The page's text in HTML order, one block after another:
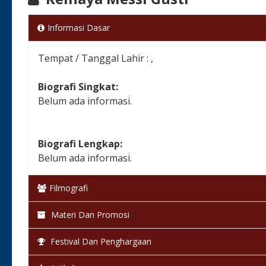
Informasi Dasar
Tempat / Tanggal Lahir : ,
Biografi Singkat:
Belum ada informasi.
Biografi Lengkap:
Belum ada informasi.
Filmografi
Materi Dan Promosi
Festival Dan Penghargaan